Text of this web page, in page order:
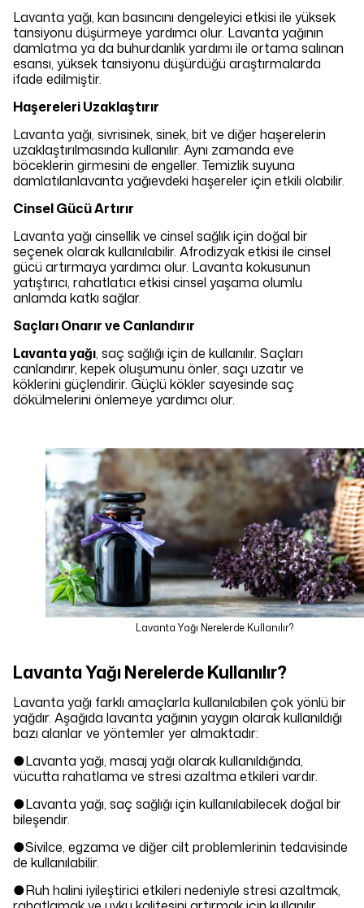
Lavanta yağı, kan basıncını dengeleyici etkisi ile yüksek
tansiyonu düşürmeye yardımcı olur. Lavanta yağının
damlatma ya da buhurdanlık yardımı ile ortama salınan
esansı, yüksek tansiyonu düşürdüğü araştırmalarda
ifade edilmiştir.
Haşereleri Uzaklaştırır
Lavanta yağı, sivrisinek, sinek, bit ve diğer haşerelerin
uzaklaştırılmasında kullanılır. Aynı zamanda eve
böceklerin girmesini de engeller. Temizlik suyuna
damlatılanlavanta yağıevdeki haşereler için etkili olabilir.
Cinsel Gücü Artırır
Lavanta yağı cinsellik ve cinsel sağlık için doğal bir
seçenek olarak kullanılabilir. Afrodizyak etkisi ile cinsel
gücü artırmaya yardımcı olur. Lavanta kokusunun
yatıştırıcı, rahatlatıcı etkisi cinsel yaşama olumlu
anlamda katkı sağlar.
Saçları Onarır ve Canlandırır
Lavanta yağı, saç sağlığı için de kullanılır. Saçları
canlandırır, kepek oluşumunu önler, saçı uzatır ve
köklerini güçlendirir. Güçlü kökler sayesinde saç
dökülmelerini önlemeye yardımcı olur.
Lavanta Yağı Nerelerde Kullanılır?
Lavanta Yağı Nerelerde Kullanılır?
Lavanta yağı farklı amaçlarla kullanılabilen çok yönlü bir
yağdır. Aşağıda lavanta yağının yaygın olarak kullanıldığı
bazı alanlar ve yöntemler yer almaktadır:
●Lavanta yağı, masaj yağı olarak kullanıldığında,
vücutta rahatlama ve stresi azaltma etkileri vardır.
●Lavanta yağı, saç sağlığı için kullanılabilecek doğal bir
bileşendir.
●Sivilce, egzama ve diğer cilt problemlerinin tedavisinde
de kullanılabilir.
●Ruh halini iyileştirici etkileri nedeniyle stresi azaltmak,